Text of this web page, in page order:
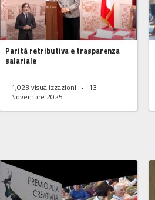
​Parità retributiva e trasparenza
salariale
1,023 visualizzazioni
13
Novembre 2025